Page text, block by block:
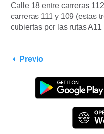
Calle 18 entre carreras
carreras 111 y 109 (estas
cubiertas por las rutas A11
Previo